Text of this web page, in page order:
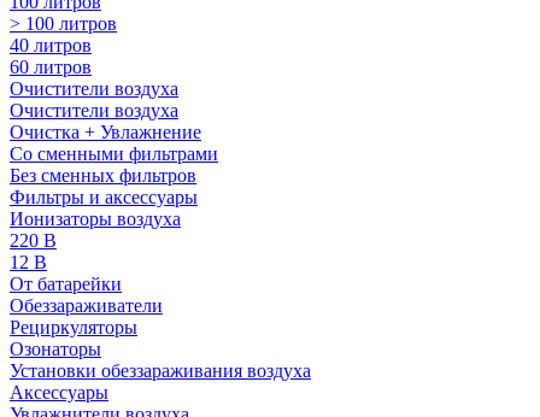
> 100 литров
40 литров
60 литров
Очистители воздуха
Очистители воздуха
Очистка + Увлажнение
Cо сменными фильтрами
Без сменных фильтров
Фильтры и аксессуары
Ионизаторы воздуха
220 В
12 В
От батарейки
Обеззараживатели
Рециркуляторы
Озонаторы
Установки обеззараживания воздуха
Аксессуары